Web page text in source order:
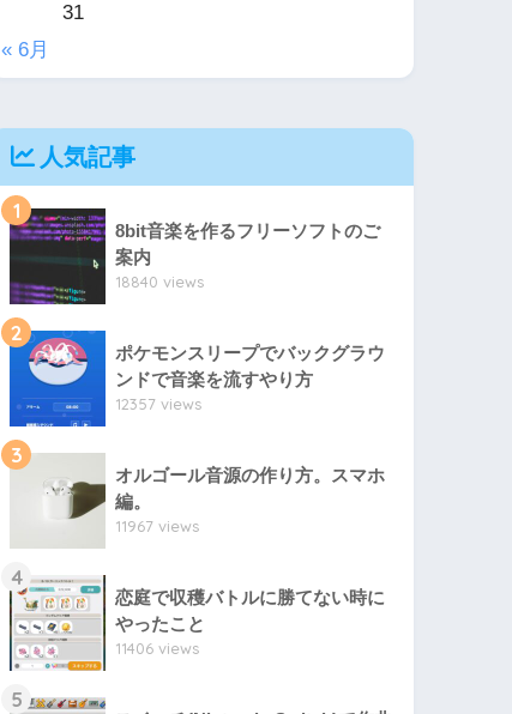
31
« 6月
人気記事
1
8bit音楽を作るフリーソフトのご
案内
18840 views
2
ポケモンスリープでバックグラウ
ンドで音楽を流すやり方
12357 views
3
オルゴール音源の作り方。スマホ
編。
11967 views
4
恋庭で収穫バトルに勝てない時に
やったこと
11406 views
5